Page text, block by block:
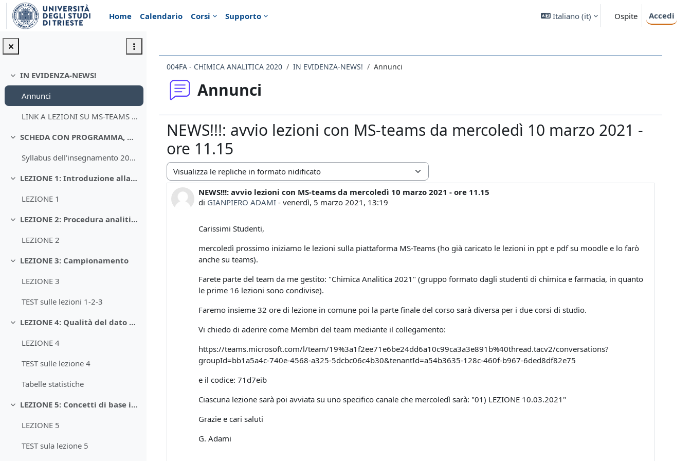
Vai al contenuto principale
Home
Calendario Corsi Supporto Italiano ‎(it)‎ Ospite Accedi
Minimizza
IN EVIDENZA-NEWS!
Annunci
LINK A LEZIONI SU MS-TEAMS CHIMICA ANALITICA 2021
Minimizza
SCHEDA CON PROGRAMMA, OBIETTIVI FORMATIVI, TESTI E ORARI
Syllabus dell'insegnamento 2020-21
Minimizza
LEZIONE 1: Introduzione alla Chimica Analitica
LEZIONE 1
Minimizza
LEZIONE 2: Procedura analitica e scelta del metodo
LEZIONE 2
Minimizza
LEZIONE 3: Campionamento
LEZIONE 3
TEST sulle lezioni 1-2-3
Minimizza
LEZIONE 4: Qualità del dato analitico
LEZIONE 4
TEST sulle lezione 4
Tabelle statistiche
Minimizza
LEZIONE 5: Concetti di base in CA
LEZIONE 5
TEST sula lezione 5
004FA - CHIMICA ANALITICA 2020 IN EVIDENZA-NEWS! Annunci
Annunci
NEWS!!!: avvio lezioni con MS-teams da mercoledì 10 marzo 2021 -
ore 11.15
Modalità visualizzazione
NEWS!!!: avvio lezioni con MS-teams da mercoledì 10 marzo 2021 - ore 11.15
di GIANPIERO ADAMI - venerdì, 5 marzo 2021, 13:19
Numero di risposte: 0
Carissimi Studenti,
mercoledì prossimo iniziamo le lezioni sulla piattaforma MS-Teams (ho già caricato le lezioni in ppt e pdf su moodle e lo farò
anche su teams).
Farete parte del team da me gestito: "Chimica Analitica 2021" (gruppo formato dagli studenti di chimica e farmacia, in quanto
le prime 16 lezioni sono condivise).
Faremo insieme 32 ore di lezione in comune poi la parte finale del corso sarà diversa per i due corsi di studio.
Vi chiedo di aderire come Membri del team mediante il collegamento:
https://teams.microsoft.com/l/team/19%3a1f2ee71e6be24dd6a10c99ca3a3e891b%40thread.tacv2/conversations?
groupId=bb1a5a4c-740e-4568-a325-5dcbc06c4b30&tenantId=a54b3635-128c-460f-b967-6ded8df82e75
e il codice: 71d7eib
Ciascuna lezione sarà poi avviata su uno specifico canale che mercoledì sarà: "01) LEZIONE 10.03.2021"
Grazie e cari saluti
G. Adami